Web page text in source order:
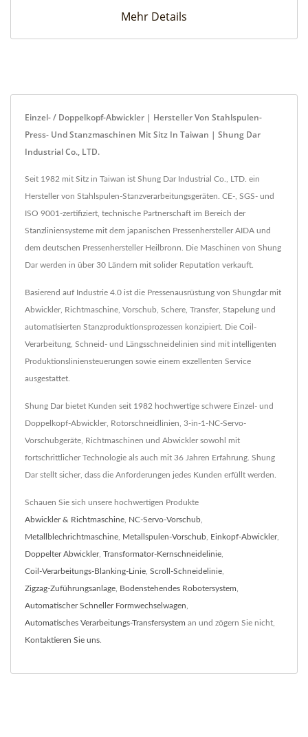
Mehr Details
Einzel- / Doppelkopf-Abwickler | Hersteller Von Stahlspulen-
Press- Und Stanzmaschinen Mit Sitz In Taiwan | Shung Dar
Industrial Co., LTD.
Seit 1982 mit Sitz in Taiwan ist Shung Dar Industrial Co., LTD. ein
Hersteller von Stahlspulen-Stanzverarbeitungsgeräten. CE-, SGS- und
ISO 9001-zertifiziert, technische Partnerschaft im Bereich der
Stanzliniensysteme mit dem japanischen Pressenhersteller AIDA und
dem deutschen Pressenhersteller Heilbronn. Die Maschinen von Shung
Dar werden in über 30 Ländern mit solider Reputation verkauft.
Basierend auf Industrie 4.0 ist die Pressenausrüstung von Shungdar mit
Abwickler, Richtmaschine, Vorschub, Schere, Transfer, Stapelung und
automatisierten Stanzproduktionsprozessen konzipiert. Die Coil-
Verarbeitung, Schneid- und Längsschneidelinien sind mit intelligenten
Produktionsliniensteuerungen sowie einem exzellenten Service
ausgestattet.
Shung Dar bietet Kunden seit 1982 hochwertige schwere Einzel- und
Doppelkopf-Abwickler, Rotorschneidlinien, 3-in-1-NC-Servo-
Vorschubgeräte, Richtmaschinen und Abwickler sowohl mit
fortschrittlicher Technologie als auch mit 36 Jahren Erfahrung. Shung
Dar stellt sicher, dass die Anforderungen jedes Kunden erfüllt werden.
Schauen Sie sich unsere hochwertigen Produkte
Abwickler & Richtmaschine NC-Servo-Vorschub
Metallblechrichtmaschine Metallspulen-Vorschub Einkopf-Abwickler,
Doppelter Abwickler, Transformator-Kernschneidelinie
Coil-Verarbeitungs-Blanking-Linie Scroll-Schneidelinie
Zigzag-Zuführungsanlage Bodenstehendes Robotersystem
Automatischer Schneller Formwechselwagen
Automatisches Verarbeitungs-Transfersystem an und zögern Sie nicht,
Kontaktieren Sie uns